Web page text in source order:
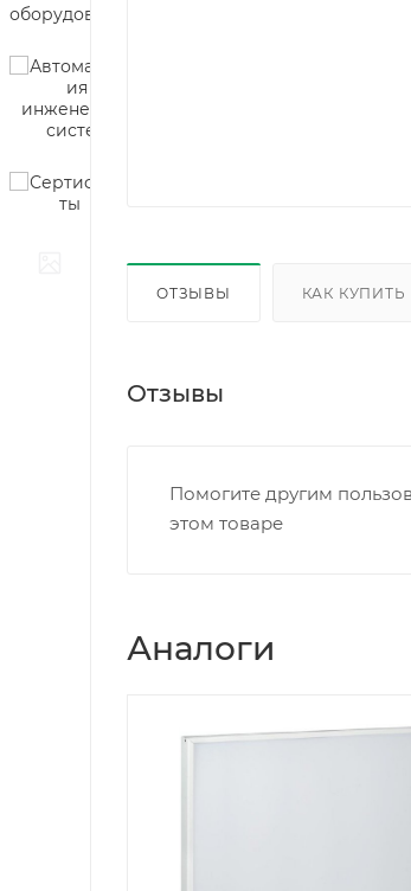
ОТЗЫВЫ КАК КУПИТЬ
Отзывы
Помогите другим
этом товаре
Аналоги